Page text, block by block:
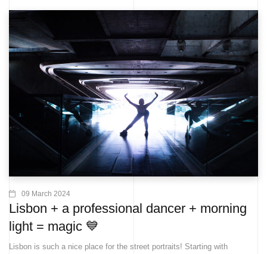
09 March 2024
Lisbon + a professional dancer + morning
light = magic 💙
Lisbon is such a nice place for the street portraits! Starting with